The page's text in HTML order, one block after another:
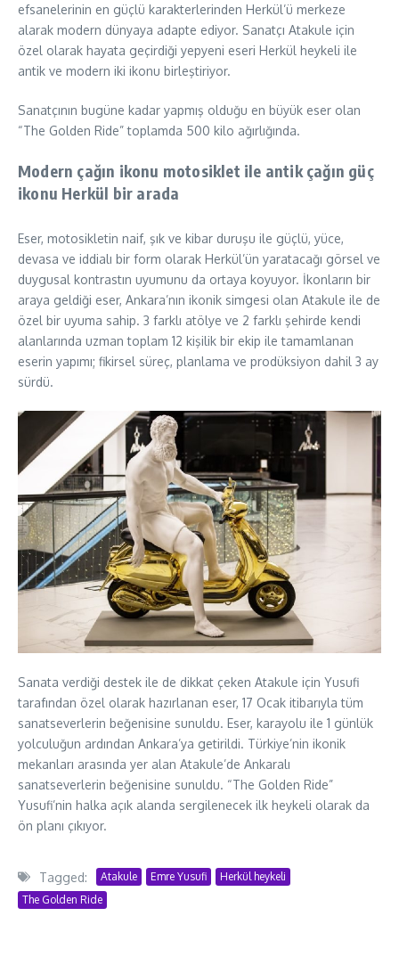
efsanelerinin en güçlü karakterlerinden Herkül’ü merkeze
alarak modern dünyaya adapte ediyor. Sanatçı Atakule için
özel olarak hayata geçirdiği yepyeni eseri Herkül heykeli ile
antik ve modern iki ikonu birleştiriyor.
Sanatçının bugüne kadar yapmış olduğu en büyük eser olan
“The Golden Ride” toplamda 500 kilo ağırlığında.
Modern çağın ikonu motosiklet ile antik çağın güç
ikonu Herkül bir arada
Eser, motosikletin naif, şık ve kibar duruşu ile güçlü, yüce,
devasa ve iddialı bir form olarak Herkül’ün yaratacağı görsel ve
duygusal kontrastın uyumunu da ortaya koyuyor. İkonların bir
araya geldiği eser, Ankara’nın ikonik simgesi olan Atakule ile de
özel bir uyuma sahip. 3 farklı atölye ve 2 farklı şehirde kendi
alanlarında uzman toplam 12 kişilik bir ekip ile tamamlanan
eserin yapımı; fikirsel süreç, planlama ve prodüksiyon dahil 3 ay
sürdü.
Sanata verdiği destek ile de dikkat çeken Atakule için Yusufi
tarafından özel olarak hazırlanan eser, 17 Ocak itibarıyla tüm
sanatseverlerin beğenisine sunuldu. Eser, karayolu ile 1 günlük
yolculuğun ardından Ankara’ya getirildi. Türkiye’nin ikonik
mekanları arasında yer alan Atakule’de Ankaralı
sanatseverlerin beğenisine sunuldu. “The Golden Ride”
Yusufi’nin halka açık alanda sergilenecek ilk heykeli olarak da
ön planı çıkıyor.
Tagged: Atakule Emre Yusufi
Herkül heykeli
The Golden Ride